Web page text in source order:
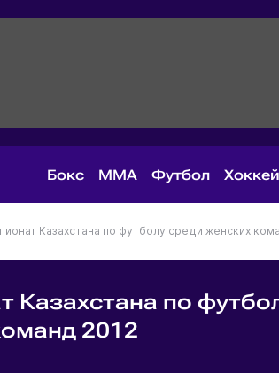
Бокс MMA Футбол Хоккей
Казахстана по футболу среди женских
Казахстана по
2012